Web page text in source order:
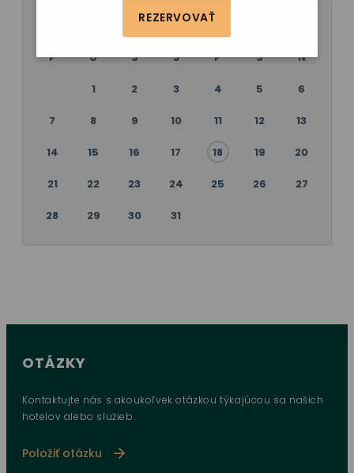
REZERVOVAŤ
JÚL 2025
P U S Š P S N
1 2 3 4 5 6
7 8 9 10 11 12 13
14 15 16 17 18 19 20
21 22 23 24 25 26 27
28 29 30 31
OTÁZKY
Kontaktujte nás s akoukoľvek otázkou týkajúcou sa našich
hotelov alebo služieb.
Položiť otázku